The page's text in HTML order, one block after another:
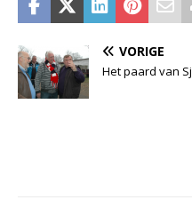
VORIGE
Het paard van